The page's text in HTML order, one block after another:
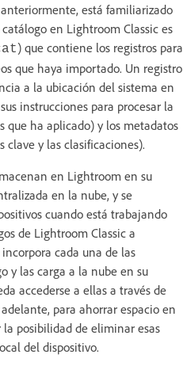
está familiarizado
en Lightroom Classic es
) que contiene los registros para
que haya importado. Un registro
a la ubicación del sistema en
instrucciones para procesar la
que ha aplicado) y los metadatos
clave y las clasificaciones).
en Lightroom en su
en la nube, y se
cuando está trabajando
de Lightroom Classic a
cada una de las
y las carga a la nube en su
accederse a ellas a través de
para ahorrar espacio en
posibilidad de eliminar esas
del dispositivo.